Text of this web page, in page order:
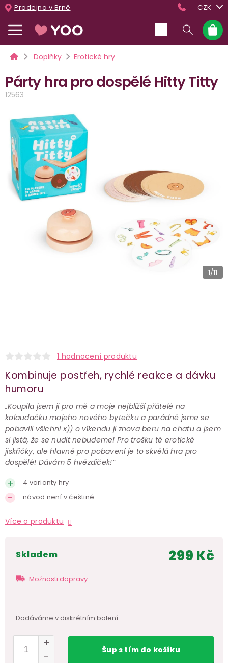
Přejít
na
obsah
Prodejna v Brně CZK
košík
DomůDoplňky Erotické hry
Párty hra pro dospělé Hitty Titty
12563
1/11
1 hodnocení produktu
Kombinuje postřeh, rychlé reakce a dávku
humoru
„Koupila jsem ji pro mě a moje nejbližší přátelé na
kolaudačku mojeho nového bytečku a parádně jsme se
pobavili všichni x)) o víkendu ji znova beru na chatu a jsem
si jistá, že se nudit nebudeme! Pro trošku té erotické
jiskřičky, ale hlavně pro pobavení je to skvělá hra pro
dospělé! Dávám 5 hvězdiček!”
4 varianty hry
návod není v češtině
Více o produktu
skladem
Možnosti dopravy
Dodáváme vdiskrétním balení
299 Kč
Šups tímdo košíku